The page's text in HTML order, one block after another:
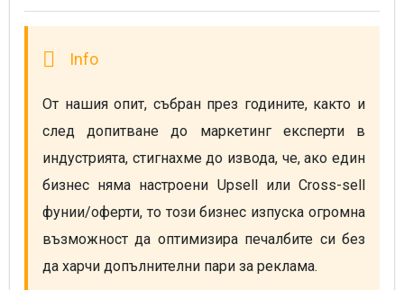
От нашия опит, събран през годините, както и
след допитване до маркетинг експерти в
индустрията, стигнахме до извода, че, ако един
бизнес няма настроени Upsell или Cross-sell
фунии/оферти, то този бизнес изпуска огромна
възможност да оптимизира печалбите си без
да харчи допълнителни пари за реклама.